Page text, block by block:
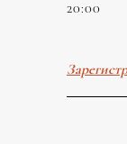
20:00